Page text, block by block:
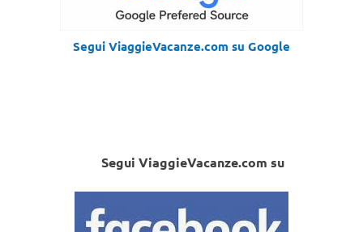
Segui ViaggieVacanze.com su Google
Segui ViaggieVacanze.com su